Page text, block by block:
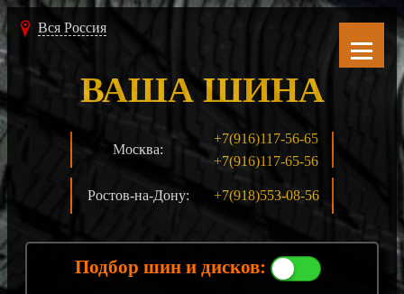
Вся Россия
Москва:
+7(916)117-56-65
+7(916)117-65-56
Ростов-на-Дону: +7(918)553-08-56
ВАША ШИНА
Подбор шин и дисков: